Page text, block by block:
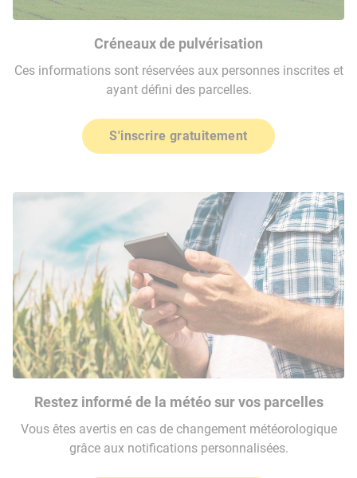
Créneaux de pulvérisation
Ces informations sont réservées aux personnes inscrites et
ayant défini des parcelles.
S'inscrire gratuitement
Restez informé de la météo sur vos parcelles
Vous êtes avertis en cas de changement météorologique
grâce aux notifications personnalisées.